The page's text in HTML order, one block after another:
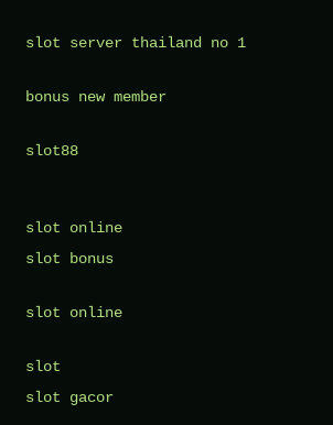
slot server thailand no 1
bonus new member
slot88
slot online
slot bonus
slot online
slot
slot gacor